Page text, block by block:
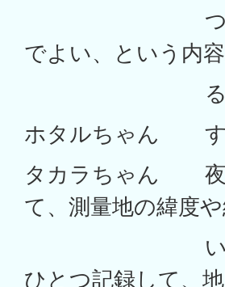
ついては、
でよい、という内
るんだ
ホタルちゃん す
タカラちゃん 夜
て、測量地の緯度
いたんだ。
ひとつ記録して、